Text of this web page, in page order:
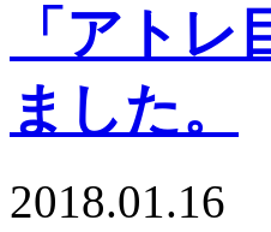
「アト
ました。
2018.01.16